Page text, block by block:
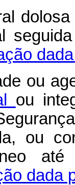
ou
ou
ou
dada